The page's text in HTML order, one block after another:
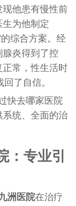
他患有慢性前
为他制定
综合方案。经
炎得到了控
常，性生活时
了自信。
快去哪家医院
统、全面的治
：专业引
洲医院在治疗